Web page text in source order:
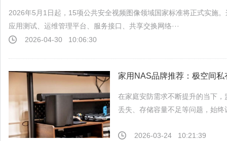
2026年5月1日起，15项公共安全视频图像领域国家标准将正式实施
应用测试、运维管理平台、服务接口、共享交换网络···
2026-04-30
10:06:30
家用NAS品牌推荐：极空间
在家庭安防需求不断提升的当下
丢失、存储容量不足等问题，始终
2026-03-24 10:21:39